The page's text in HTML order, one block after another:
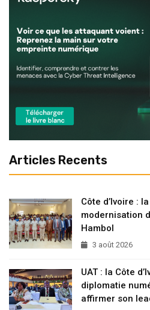
Articles Recents
Côte d’Ivoire :
modernisation
Hambol
3 août 2026
UAT : la Côte
diplomatie
affirmer son